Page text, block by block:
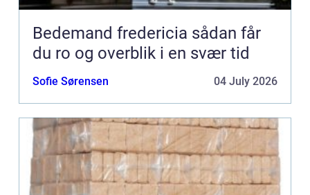
Bedemand fredericia sådan får
du ro og overblik i en svær tid
Sofie Sørensen 04 July 2026